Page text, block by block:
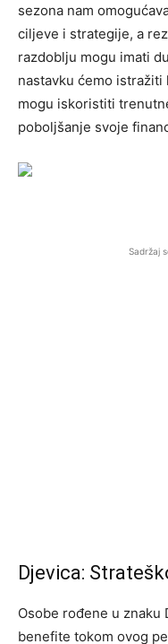
sezona nam
ciljeve i strategije, a
razdoblju mogu imati
nastavku ćemo
mogu iskoristiti
poboljšanje svoje
Sadržaj
Djevica:
Osobe rođene u
benefite tokom ovog